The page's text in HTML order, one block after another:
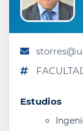
Estudios